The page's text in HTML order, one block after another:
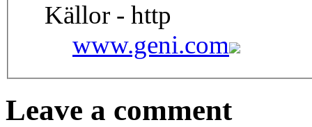
Källor - http
www.geni.com
Leave a comment